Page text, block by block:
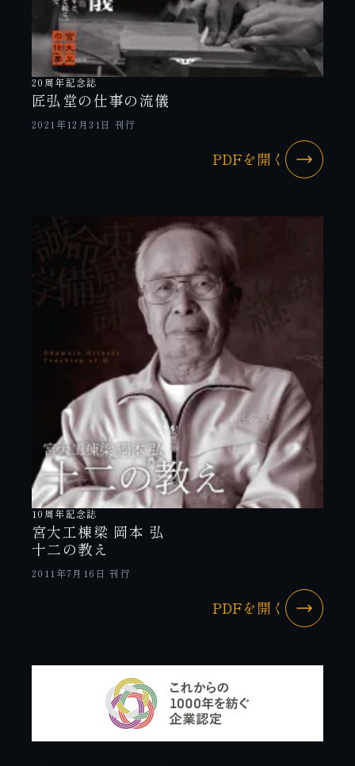
20周年記念誌
匠弘堂の仕事の流儀
2021年12月31日 刊行
PDFを開く
10周年記念誌
宮大工棟梁 岡本 弘
十二の教え
2011年7月16日 刊行
PDFを開く